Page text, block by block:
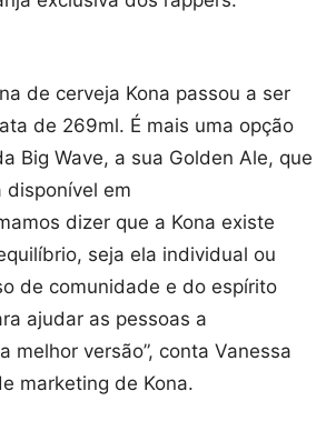
de cerveja Kona passou a ser
de 269ml. É mais uma opção
Big Wave, a sua Golden Ale, que
disponível em
dizer que a Kona existe
seja ela individual ou
de comunidade e do espírito
ajudar as pessoas a
melhor versão”, conta Vanessa
marketing de Kona.